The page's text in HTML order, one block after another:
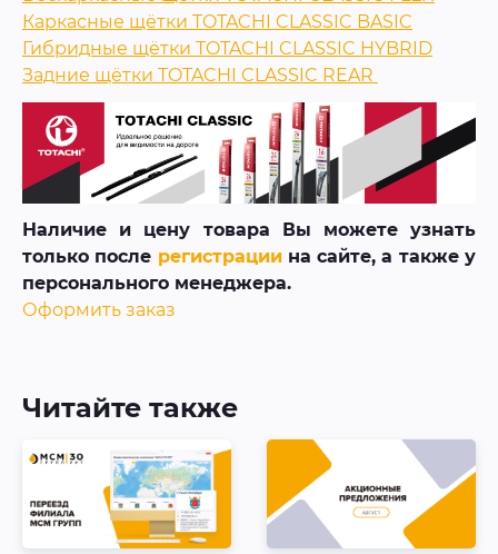
Каркасные щётки TOTACHI CLASSIC BASIC
Гибридные щётки TOTACHI CLASSIC HYBRID
Задние щётки TOTACHI CLASSIC REAR
Наличие и цену товара Вы можете узнать
только после регистрации на сайте, а также у
персонального менеджера.
Оформить заказ
Читайте также